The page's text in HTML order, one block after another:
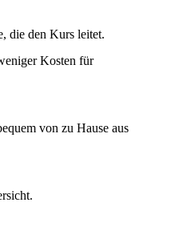
die den Kurs leitet.
Kosten für
von zu Hause aus